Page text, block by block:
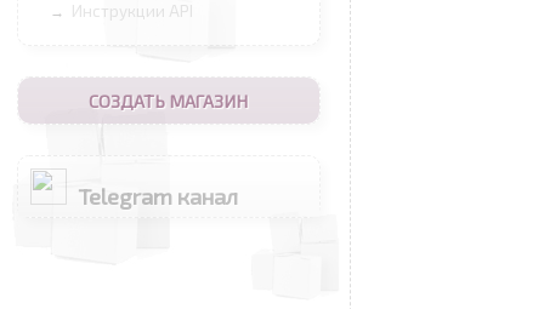
→ Инструкции API
СОЗДАТЬ МАГАЗИН
Telegram канал